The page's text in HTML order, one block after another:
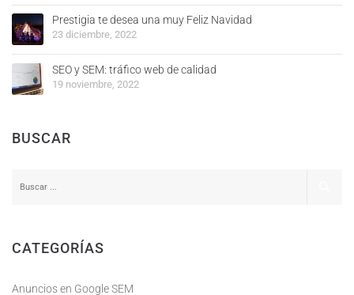
Prestigia te desea una muy Feliz Navidad
23 diciembre, 2022
SEO y SEM: tráfico web de calidad
19 noviembre, 2022
BUSCAR
CATEGORÍAS
Anuncios en Google SEM